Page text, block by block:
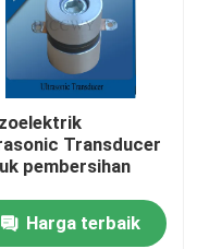
Transducer
pembersihan
Harga terbaik